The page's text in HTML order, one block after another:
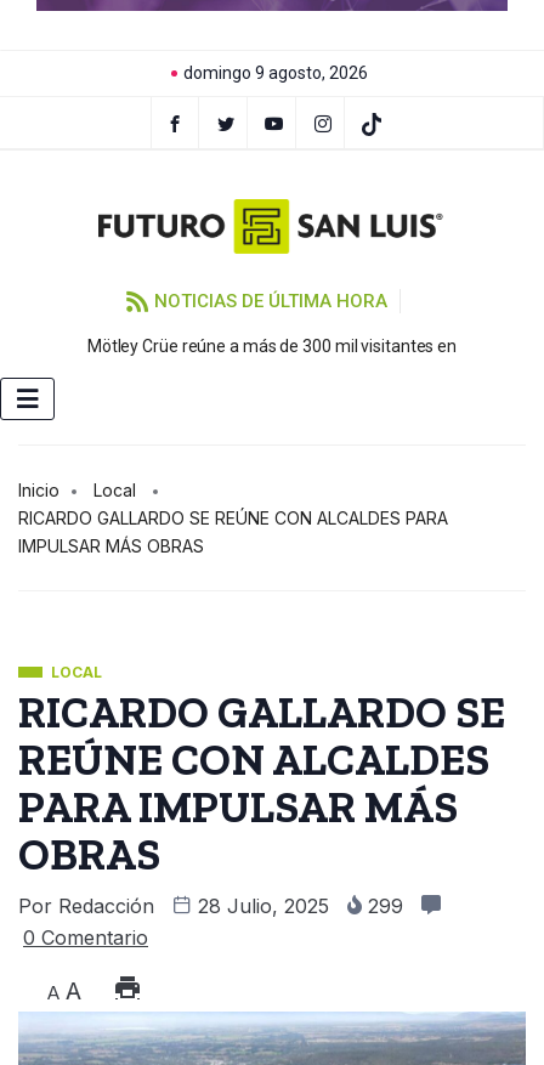
domingo 9 agosto, 2026
NOTICIAS DE ÚLTIMA HORA
Mötley Crüe reúne a más de 300 mil visitantes en
Inicio
Local
RICARDO GALLARDO SE REÚNE CON ALCALDES PARA
IMPULSAR MÁS OBRAS
LOCAL
RICARDO GALLARDO SE
REÚNE CON ALCALDES
PARA IMPULSAR MÁS
OBRAS
Por Redacción 28 Julio, 2025
299
0 Comentario
A A